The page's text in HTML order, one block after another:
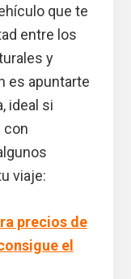
que te
entre los
y
es apuntarte
ideal si
con
viaje:
precios de
el